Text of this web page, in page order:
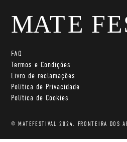
FAQ
Termos e Condições
Livro de reclamações
Política de Privacidade
Política de Cookies
© MATEFESTIVAL 2024. FRONTEIRA DOS